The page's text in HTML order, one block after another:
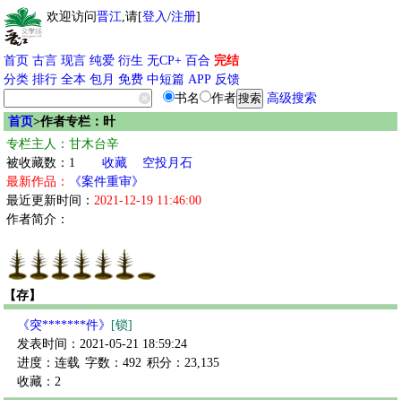
欢迎访问晋江,请[登入/注册]
首页 古言 现言 纯爱 衍生 无CP+ 百合 完结
分类 排行 全本 包月 免费 中短篇 APP 反馈
书名
作者
高级搜索
首页>作者专栏：旪
专栏主人：甘木台辛
被收藏数：1
收藏
空投月石
最新作品：
《案件重审》
最近更新时间： 2021-12-19 11:46:00
作者简介：
【存】
《突*******件》
[锁]
发表时间：2021-05-21 18:59:24
进度：连载 字数：492 积分：23,135
收藏：2